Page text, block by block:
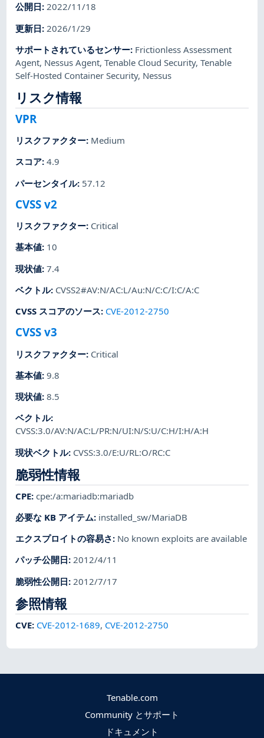
公開日:2022/11/18
更新日: 2026/1/29
サポートされているセンサー: Frictionless Assessment
Agent, Nessus Agent,Tenable Cloud Security,Tenable
Self-Hosted Container Security, Nessus
リスク情報
VPR
リスクファクター: Medium
スコア:4.9
パーセンタイル: 57.12
CVSS v2
リスクファクター: Critical
基本値: 10
現状値:7.4
ベクトル: CVSS2#AV:N/AC:L/Au:N/C:C/I:C/A:C
CVSS スコアのソース: CVE-2012-2750
CVSS v3
リスクファクター: Critical
基本値:9.8
現状値:8.5
ベクトル:
CVSS:3.0/AV:N/AC:L/PR:N/UI:N/S:U/C:H/I:H/A:H
現状ベクトル: CVSS:3.0/E:U/RL:O/RC:C
脆弱性情報
CPE:cpe:/a:mariadb:mariadb
必要な KB アイテム: installed_sw/MariaDB
エクスプロイトの容易さ: No known exploits are available
パッチ公開日:2012/4/11
脆弱性公開日: 2012/7/17
参照情報
CVE: CVE-2012-1689, CVE-2012-2750
Tenable.com
Community とサポート
ドキュメント